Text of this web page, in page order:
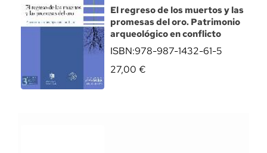
El regreso de los muertos y las
promesas del oro. Patrimonio
arqueológico en conflicto
ISBN:978-987-1432-61-5
27,00 €